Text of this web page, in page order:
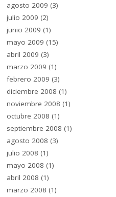
agosto 2009 (3)
julio 2009 (2)
junio 2009 (1)
mayo 2009 (15)
abril 2009 (3)
marzo 2009 (1)
febrero 2009 (3)
diciembre 2008 (1)
noviembre 2008 (1)
octubre 2008 (1)
septiembre 2008 (1)
agosto 2008 (3)
julio 2008 (1)
mayo 2008 (1)
abril 2008 (1)
marzo 2008 (1)